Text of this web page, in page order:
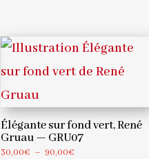
30,00€
à
90,00€
Élégante sur fond vert, René
Gruau — GRU07
30,00€ – 90,00€Plage